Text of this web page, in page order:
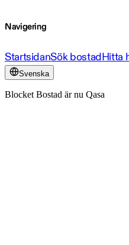
Navigering
StartsidanSök bostadHitta
Svenska
Blocket Bostad är nu Qasa